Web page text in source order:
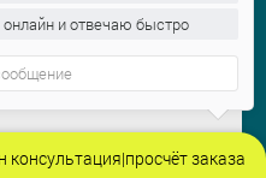
в любой
Хорошо
консультация|просчёт заказа
и отвечаю быстро